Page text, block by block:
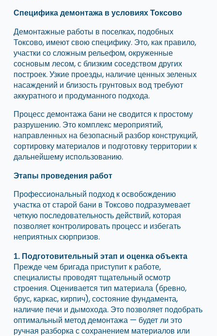
Специфика демонтажа в условиях Токсово
Демонтажные работы в поселках, подобных
Токсово, имеют свою специфику. Это, как правило,
участки со сложным рельефом, окруженные
сосновым лесом, с близким соседством других
построек. Узкие проезды, наличие ценных зеленых
насаждений и близость грунтовых вод требуют
аккуратного и продуманного подхода.
Процесс демонтажа бани не сводится к простому
разрушению. Это комплекс мероприятий,
направленных на безопасный разбор конструкций,
сортировку материалов и подготовку территории к
дальнейшему использованию.
Этапы проведения работ
Профессиональный подход к освобождению
участка от старой бани в Токсово подразумевает
четкую последовательность действий, которая
позволяет контролировать процесс и избегать
неприятных сюрпризов.
1. Подготовительный этап и оценка объекта
Прежде чем бригада приступит к работе,
специалисты проводят тщательный осмотр
строения. Оценивается тип материала (бревно,
брус, каркас, кирпич), состояние фундамента,
наличие печи и дымохода. Это позволяет подобрать
оптимальный метод демонтажа — будет ли это
ручная разборка с сохранением материалов или